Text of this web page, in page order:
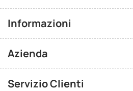
Informazioni
Azienda
Servizio Clienti